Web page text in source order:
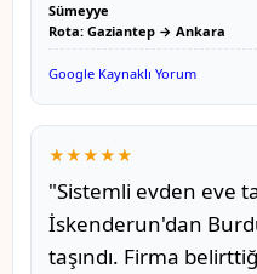
Sümeyye
Rota: Gaziantep → Ankara
Google Kaynaklı Yorum
★★★★★
"Sistemli evden eve
İskenderun'dan
taşındı. Firma